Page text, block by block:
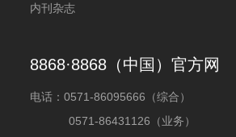
内刊杂志
8868·8868（中国）官方网
电话：0571-86095666（综合）
0571-86431126（业务）